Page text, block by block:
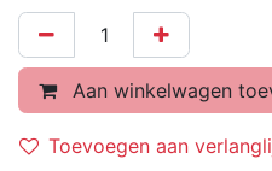
Aan winkelwagen
Toevoegen aan